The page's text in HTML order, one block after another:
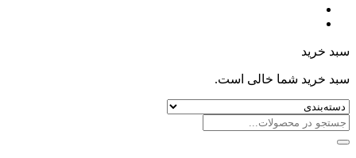
سبد خرید
سبد خرید شما خالی است.